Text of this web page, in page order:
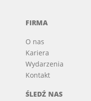
FIRMA
O nas
Kariera
Wydarzenia
Kontakt
ŚLEDŹ NAS